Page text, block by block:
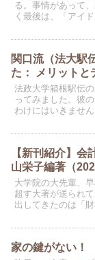
る。事情があって
く最後は、「アイ
「奇跡の一枚」の
関口流（法大駅
た： メリットと
法政大学箱根駅伝
ってみました。彼
わけにはいきませ
きは、体幹がぶれ
【新刊紹介】
山栄子編著（
大学院の大先輩、
超す大著が送られ
出してきたのは「
専門科目で唯一「
家の鍵がない！